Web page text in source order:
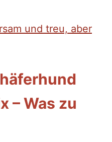
und treu, aber
– Was zu